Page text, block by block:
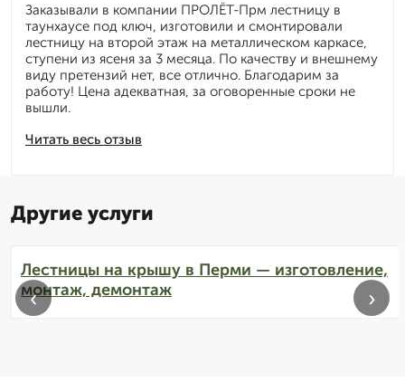
Читать весь отзыв
Заказывали в компании ПРОЛЁТ-Прм лестницу в
таунхаусе под ключ, изготовили и смонтировали
лестницу на второй этаж на металлическом каркасе,
ступени из ясеня за 3 месяца. По качеству и внешнему
виду претензий нет, все отлично. Благодарим за
работу! Цена адекватная, за оговоренные сроки не
вышли.
Другие услуги
Лестницы на крышу в Перми — изготовление,
монтаж, демонтаж
‹ ›